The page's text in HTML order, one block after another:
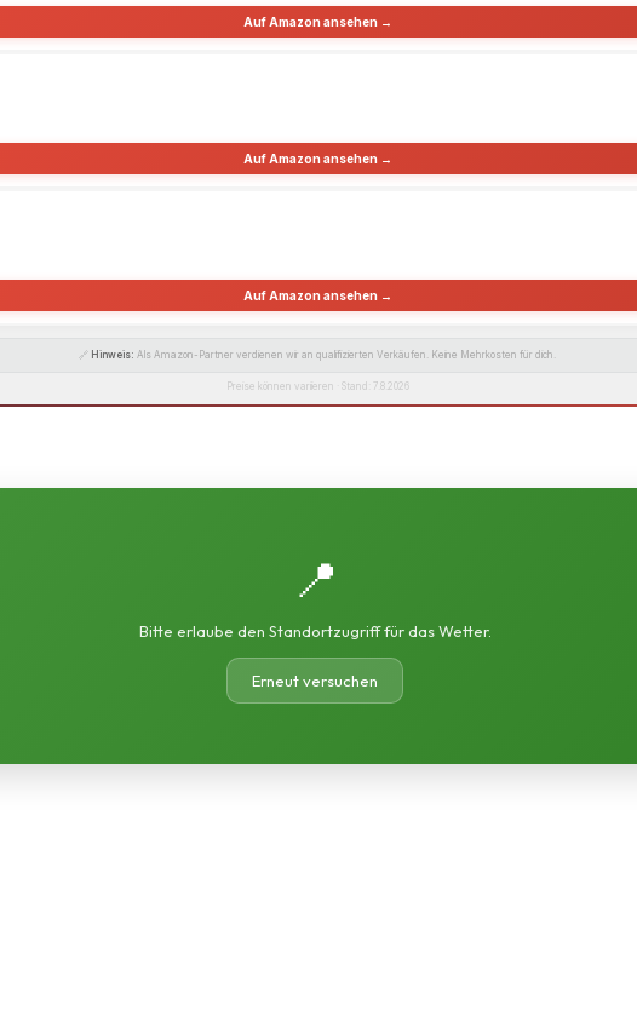
Auf Amazon ansehen →
Auf Amazon ansehen →
Auf Amazon ansehen →
🔗 Hinweis: Als Amazon-Partner verdienen wir an qualifizierten Verkäufen. Keine Mehrkosten für dich.
Preise können variieren · Stand: 7.8.2026
📍
Bitte erlaube den Standortzugriff für das Wetter.
Erneut versuchen